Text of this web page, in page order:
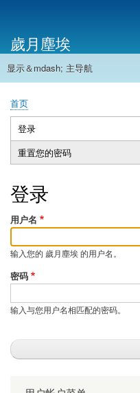
帐
户
菜
单
歲月塵埃
主
航
显示＆mdash; 主导航
首页
面
包
屑
首页
主
标
登录
动
标
重置您的密码
登录
用户名
输入您的 歲月塵埃 的用户名。
密码
输入与您用户名相匹配的密码。